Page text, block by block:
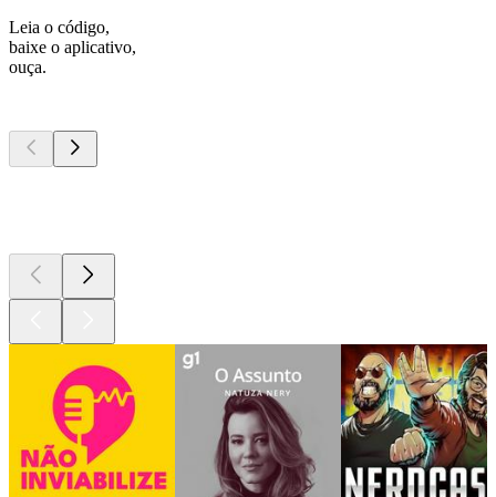
Leia o código,
baixe o aplicativo,
ouça.